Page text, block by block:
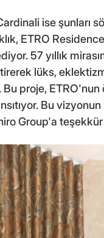
ise şunları
ETRO
57 yıllık
lüks,
proje, ETRO'nun
Bu
Group'a